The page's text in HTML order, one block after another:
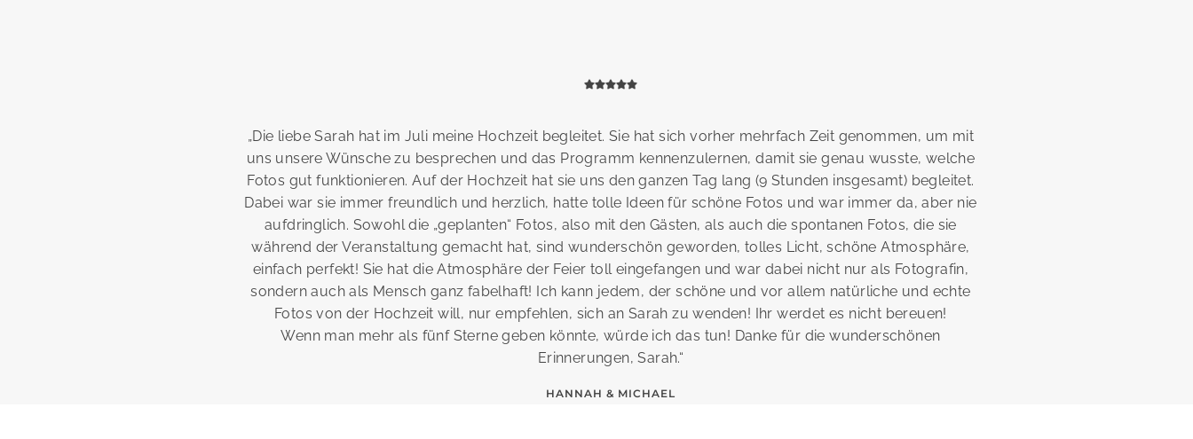
„Die liebe Sarah hat im Juli meine Hochzeit begleitet. Sie hat sich vorher mehrfach Zeit genommen, um mit
uns unsere Wünsche zu besprechen und das Programm kennenzulernen, damit sie genau wusste, welche
Fotos gut funktionieren. Auf der Hochzeit hat sie uns den ganzen Tag lang (9 Stunden insgesamt) begleitet.
Dabei war sie immer freundlich und herzlich, hatte tolle Ideen für schöne Fotos und war immer da, aber nie
aufdringlich. Sowohl die „geplanten“ Fotos, also mit den Gästen, als auch die spontanen Fotos, die sie
während der Veranstaltung gemacht hat, sind wunderschön geworden, tolles Licht, schöne Atmosphäre,
einfach perfekt! Sie hat die Atmosphäre der Feier toll eingefangen und war dabei nicht nur als Fotografin,
sondern auch als Mensch ganz fabelhaft! Ich kann jedem, der schöne und vor allem natürliche und echte
Fotos von der Hochzeit will, nur empfehlen, sich an Sarah zu wenden! Ihr werdet es nicht bereuen!
Wenn man mehr als fünf Sterne geben könnte, würde ich das tun! Danke für die wunderschönen
Erinnerungen, Sarah.“
HANNAH & MICHAEL